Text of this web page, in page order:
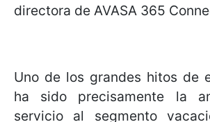
directora de AVASA 365
Uno de los grandes hitos de
ha sido precisamente la
servicio al segmento